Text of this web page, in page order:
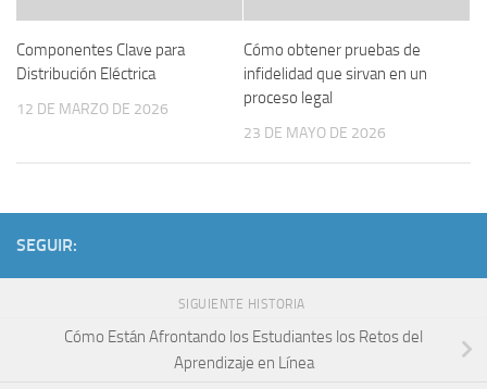
Componentes Clave para
Distribución Eléctrica
12 DE MARZO DE 2026
Cómo obtener pruebas de
infidelidad que sirvan en un
proceso legal
23 DE MAYO DE 2026
SEGUIR:
SIGUIENTE HISTORIA
Cómo Están Afrontando los Estudiantes los Retos del
Aprendizaje en Línea